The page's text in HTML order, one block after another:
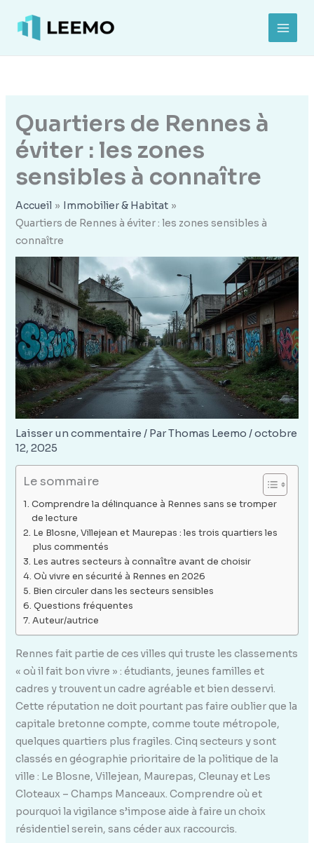
contenu
Quartiers de Rennes à
éviter : les zones
sensibles à connaître
Accueil
Immobilier & Habitat
Quartiers de Rennes à éviter : les zones sensibles à
connaître
Laisser un commentaire / ParThomas Leemo /octobre
12, 2025
Le sommaire
Comprendre la délinquance à Rennes sans se tromper
de lecture
Le Blosne, Villejean et Maurepas : les trois quartiers les
plus commentés
Les autres secteurs à connaître avant de choisir
Où vivre en sécurité à Rennes en 2026
Bien circuler dans les secteurs sensibles
Questions fréquentes
Auteur/autrice
Rennes fait partie de ces villes qui truste les classements
« où il fait bon vivre » : étudiants, jeunes familles et
cadres y trouvent un cadre agréable et bien desservi.
Cette réputation ne doit pourtant pas faire oublier que la
capitale bretonne compte, comme toute métropole,
quelques quartiers plus fragiles. Cinq secteurs y sont
classés en géographie prioritaire de la politique de la
ville : Le Blosne, Villejean, Maurepas, Cleunay et Les
Cloteaux – Champs Manceaux. Comprendre où et
pourquoi la vigilance s’impose aide à faire un choix
résidentiel serein, sans céder aux raccourcis.